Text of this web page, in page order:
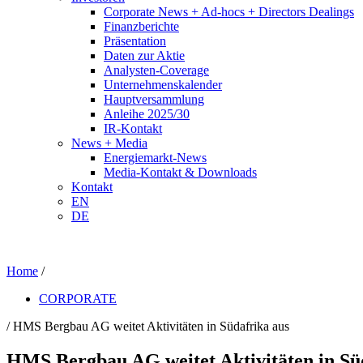
Corporate News + Ad-hocs + Directors Dealings
Finanzberichte
Präsentation
Daten zur Aktie
Analysten-Coverage
Unternehmenskalender
Hauptversammlung
Anleihe 2025/30
IR-Kontakt
News + Media
Energiemarkt-News
Media-Kontakt & Downloads
Kontakt
EN
DE
Home /
CORPORATE
/ HMS Bergbau AG weitet Aktivitäten in Südafrika aus